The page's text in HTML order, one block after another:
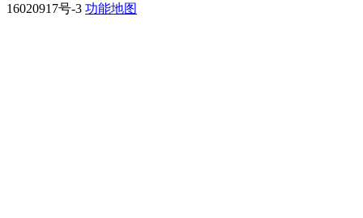
16020917号-3 功能地图